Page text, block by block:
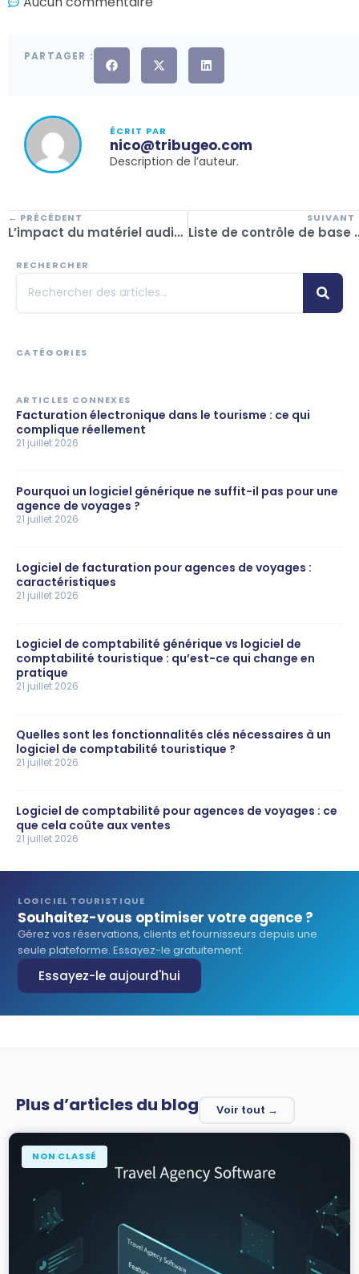
PARTAGER :
ÉCRIT PAR
nico@tribugeo.com
Description de l’auteur.
← PRÉCÉDENT
L’impact du matériel audiovisuel sur la vente d’offres touristiques Liste de contrôle de
RECHERCHER
CATÉGORIES
ARTICLES CONNEXES
Facturation électronique dans le tourisme : ce qui
complique réellement
21 juillet 2026
Pourquoi un logiciel générique ne suffit-il pas pour une
agence de voyages ?
21 juillet 2026
Logiciel de facturation pour agences de voyages :
caractéristiques
21 juillet 2026
Logiciel de comptabilité générique vs logiciel de
comptabilité touristique : qu’est-ce qui change en
pratique
21 juillet 2026
Quelles sont les fonctionnalités clés nécessaires à un
logiciel de comptabilité touristique ?
21 juillet 2026
Logiciel de comptabilité pour agences de voyages : ce
que cela coûte aux ventes
21 juillet 2026
LOGICIEL TOURISTIQUE
Souhaitez-vous optimiser votre agence ?
Gérez vos réservations, clients et fournisseurs depuis une
seule plateforme. Essayez-le gratuitement.
Essayez-le aujourd'hui
Plus d’articles du blog Voir tout →
NON CLASSÉ